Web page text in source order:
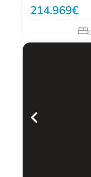
el refugio
214.969